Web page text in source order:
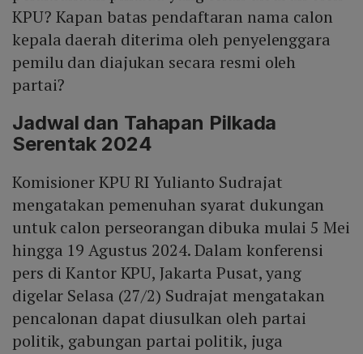
KPU? Kapan batas pendaftaran nama calon
kepala daerah diterima oleh penyelenggara
pemilu dan diajukan secara resmi oleh
partai?
Jadwal dan Tahapan Pilkada
Serentak 2024
Komisioner KPU RI Yulianto Sudrajat
mengatakan pemenuhan syarat dukungan
untuk calon perseorangan dibuka mulai 5 Mei
hingga 19 Agustus 2024. Dalam konferensi
pers di Kantor KPU, Jakarta Pusat, yang
digelar Selasa (27/2) Sudrajat mengatakan
pencalonan dapat diusulkan oleh partai
politik, gabungan partai politik, juga